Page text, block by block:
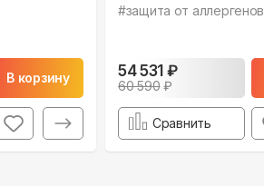
В корзину
#защита от аллергенов
54 531₽
60 590₽
Сравнить